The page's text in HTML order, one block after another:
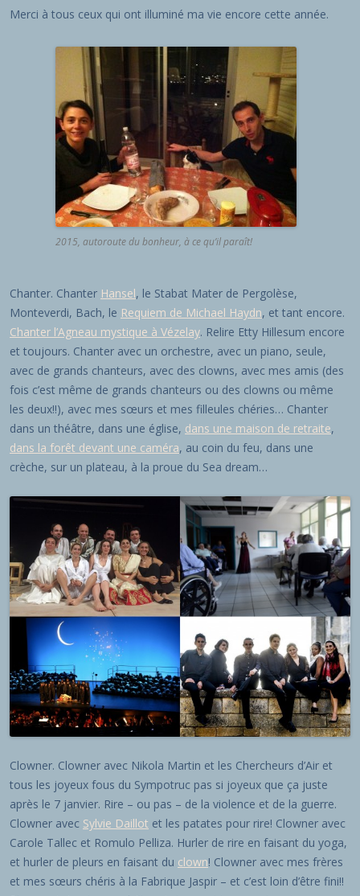
Merci à tous ceux qui ont illuminé ma vie encore cette année.
2015, autoroute du bonheur, à ce qu’il paraît!
Chanter. Chanter Hansel, le Stabat Mater de Pergolèse,
Monteverdi, Bach, le Requiem de Michael Haydn, et tant encore.
Chanter l’Agneau mystique à Vézelay. Relire Etty Hillesum encore
et toujours. Chanter avec un orchestre, avec un piano, seule,
avec de grands chanteurs, avec des clowns, avec mes amis (des
fois c’est même de grands chanteurs ou des clowns ou même
les deux!!), avec mes sœurs et mes filleules chéries… Chanter
dans un théâtre, dans une église, dans une maison de retraite,
dans la forêt devant une caméra, au coin du feu, dans une
crèche, sur un plateau, à la proue du Sea dream…
Clowner. Clowner avec Nikola Martin et les Chercheurs d’Air et
tous les joyeux fous du Sympotruc pas si joyeux que ça juste
après le 7 janvier. Rire – ou pas – de la violence et de la guerre.
Clowner avec Sylvie Daillot et les patates pour rire! Clowner avec
Carole Tallec et Romulo Pelliza. Hurler de rire en faisant du yoga,
et hurler de pleurs en faisant du clown! Clowner avec mes frères
et mes sœurs chéris à la Fabrique Jaspir – et c’est loin d’être fini!!